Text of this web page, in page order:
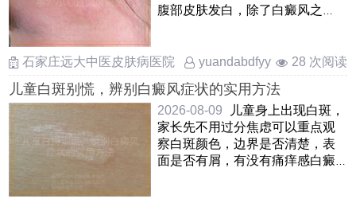
腹部皮肤发白，除了白癜风之
石家庄远大中医皮肤病医院
yuandabdfyy 28 次阅读
儿童白斑别慌，辨别白癜风症状的实用方法
2026-08-09
儿童身上出现白斑，
家长先不用过分焦虑可以重点观
察白斑颜色，边界是否清楚，表
面是否有屑，有没有痛痒感白癜